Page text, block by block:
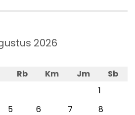
2026
Rb Km Jm
Sb
1
5 6 7 8